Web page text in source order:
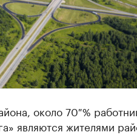
около 70 %
являются жителями